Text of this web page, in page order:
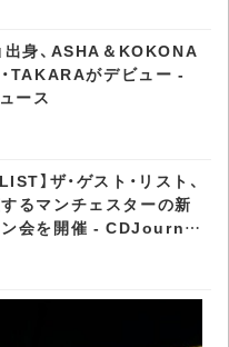
身、ASHA＆KOKONA
TAKARAがデビュー -
ース
】ザ・ゲスト・リスト、
るマンチェスターの新
ン会を開催 - CDJournal